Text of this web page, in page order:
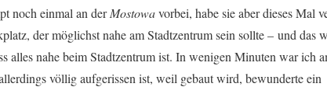
noch einmal an derMostowavorbei, habe sie aber dieses Mal
der möglichst nahe am Stadtzentrum sein sollte – und das
alles nahe beim Stadtzentrum ist. In wenigen Minuten war ich
völligaufgerissen ist, weil gebaut wird, bewunderte ein